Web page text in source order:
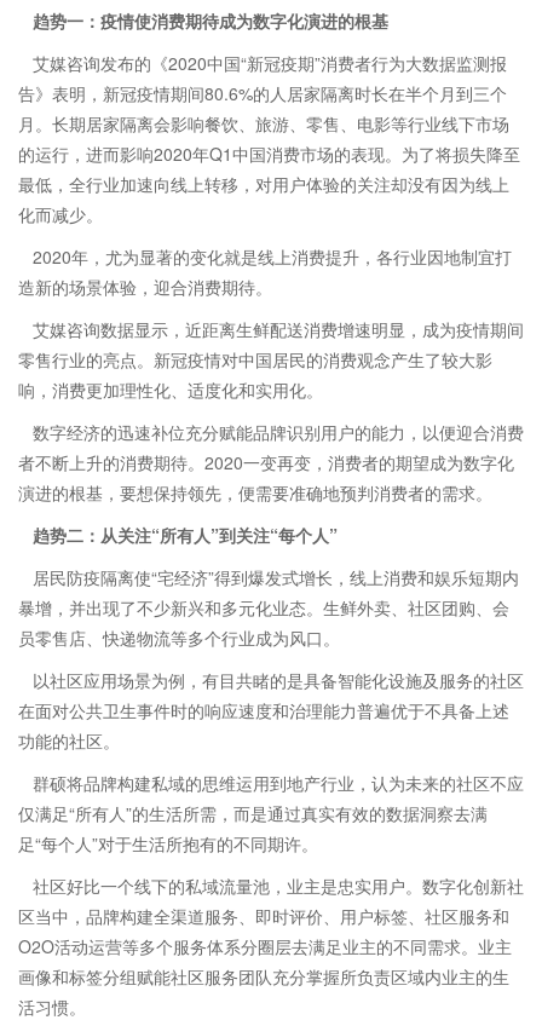
趋势一：疫情使消费期待成为数字化演进的根基
艾媒咨询发布的《2020中国“新冠疫期”消费者行为大数据监测报
告》表明，新冠疫情期间80.6%的人居家隔离时长在半个月到三个
月。长期居家隔离会影响餐饮、旅游、零售、电影等行业线下市场
的运行，进而影响2020年Q1中国消费市场的表现。为了将损失降至
最低，全行业加速向线上转移，对用户体验的关注却没有因为线上
化而减少。
2020年，尤为显著的变化就是线上消费提升，各行业因地制宜打
造新的场景体验，迎合消费期待。
艾媒咨询数据显示，近距离生鲜配送消费增速明显，成为疫情期间
零售行业的亮点。新冠疫情对中国居民的消费观念产生了较大影
响，消费更加理性化、适度化和实用化。
数字经济的迅速补位充分赋能品牌识别用户的能力，以便迎合消费
者不断上升的消费期待。2020一变再变，消费者的期望成为数字化
演进的根基，要想保持领先，便需要准确地预判消费者的需求。
趋势二：从关注“所有人”到关注“每个人”
居民防疫隔离使“宅经济”得到爆发式增长，线上消费和娱乐短期内
暴增，并出现了不少新兴和多元化业态。生鲜外卖、社区团购、会
员零售店、快递物流等多个行业成为风口。
以社区应用场景为例，有目共睹的是具备智能化设施及服务的社区
在面对公共卫生事件时的响应速度和治理能力普遍优于不具备上述
功能的社区。
群硕将品牌构建私域的思维运用到地产行业，认为未来的社区不应
仅满足“所有人”的生活所需，而是通过真实有效的数据洞察去满
足“每个人”对于生活所抱有的不同期许。
社区好比一个线下的私域流量池，业主是忠实用户。数字化创新社
区当中，品牌构建全渠道服务、即时评价、用户标签、社区服务和
O2O活动运营等多个服务体系分圈层去满足业主的不同需求。业主
画像和标签分组赋能社区服务团队充分掌握所负责区域内业主的生
活习惯。